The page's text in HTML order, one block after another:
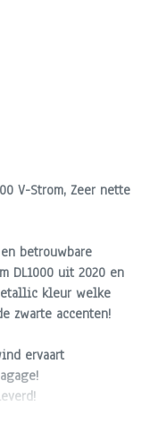
V-Strom, Zeer nette
betrouwbare
DL1000 uit 2020 en
kleur welke
zwarte accenten!
ervaart
de motor en een